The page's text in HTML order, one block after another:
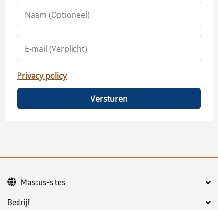
Privacy policy
Versturen
Bedrijf
Mascus-sites